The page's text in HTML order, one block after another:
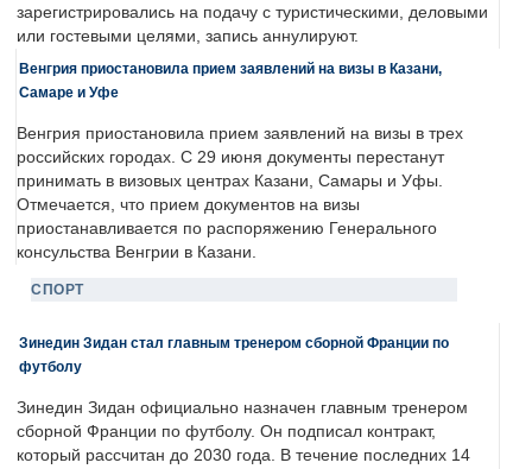
зарегистрировались на подачу с туристическими, деловыми
или гостевыми целями, запись аннулируют.
Венгрия приостановила прием заявлений на визы в Казани,
Самаре и Уфе
Венгрия приостановила прием заявлений на визы в трех
российских городах. С 29 июня документы перестанут
принимать в визовых центрах Казани, Самары и Уфы.
Отмечается, что прием документов на визы
приостанавливается по распоряжению Генерального
консульства Венгрии в Казани.
СПОРТ
Зинедин Зидан стал главным тренером сборной Франции по
футболу
Зинедин Зидан официально назначен главным тренером
сборной Франции по футболу. Он подписал контракт,
который рассчитан до 2030 года. В течение последних 14